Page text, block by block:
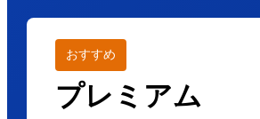
おすすめ
プレミアム